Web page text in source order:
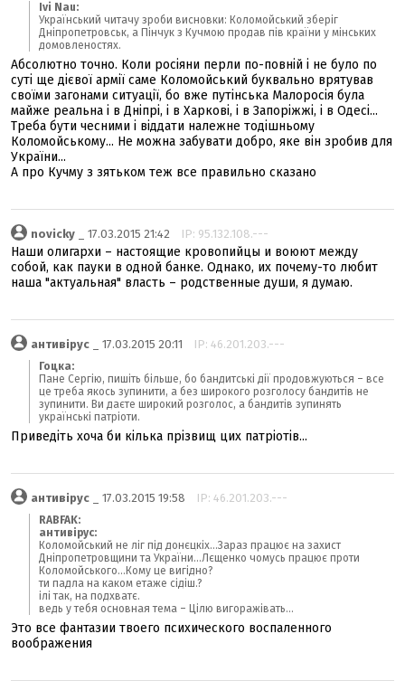
Ivi Nau:
Український читачу зроби висновки: Коломойський зберіг
Дніпропетровськ, а Пінчук з Кучмою продав пів країни у мінських
домовленостях.
Абсолютно точно. Коли росіяни перли по-повній і не було по
суті ще дієвої армії саме Коломойський буквально врятував
своїми загонами ситуації, бо вже путінська Малоросія була
майже реальна і в Дніпрі, і в Харкові, і в Запоріжжі, і в Одесі...
Треба бути чесними і віддати належне тодішньому
Коломойському... Не можна забувати добро, яке він зробив для
України...
А про Кучму з зятьком теж все правильно сказано
novicky _ 17.03.2015 21:42 IP: 95.132.108.---
Наши олигархи – настоящие кровопийцы и воюют между
собой, как пауки в одной банке. Однако, их почему-то любит
наша "актуальная" власть – родственные души, я думаю.
антивірус _ 17.03.2015 20:11 IP: 46.201.203.---
Гоцка:
Пане Сергію, пишіть більше, бо бандитські дії продовжуються – все
це треба якось зупинити, а без широкого розголосу бандитів не
зупинити. Ви даєте широкий розголос, а бандитів зупинять
українські патріоти.
Приведіть хоча би кілька прізвищ цих патріотів...
антивірус _ 17.03.2015 19:58 IP: 46.201.203.---
RABFAK:
антивірус:
Коломойський не ліг під донєцкіх...Зараз працює на захист
Дніпропетровщини та України...Лєщенко чомусь працює проти
Коломойського...Кому це вигідно?
ти падла на каком етаже сідіш.?
ілі так, на подхватє.
ведь у тебя основная тема – Цілю вигоражівать...
Это все фантазии твоего психического воспаленного
воображения